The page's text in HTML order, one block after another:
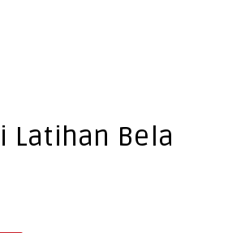
Latihan Bela